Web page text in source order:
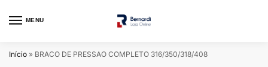
MENU
Início » BRACO DE PRESSAO COMPLETO 316/350/318/408